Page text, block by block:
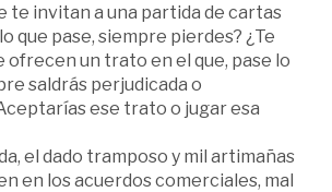
te invitan a una partida de cartas
que pase, siempre pierdes? ¿Te
ofrecen un trato en el que, pase lo
saldrás perjudicada o
ese trato o jugar esa
el dado tramposo y mil artimañas
en los acuerdos comerciales, mal